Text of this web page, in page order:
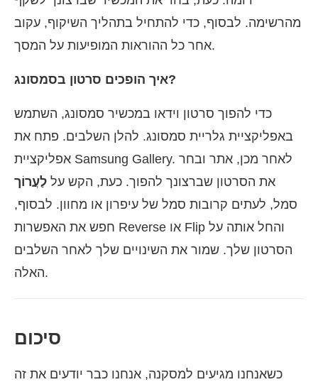
מהרשימה. לבסוף, כדי להתחיל בתהליך השיקוף, עקוב
אחר כל ההוראות המופיעות על המסך.
איך הופכים סרטון בסמסונג?
כדי להפוך סרטון וידאו במכשיר סמסונג, השתמש
באפליקציית גלריית סמסונג. להלן השלבים. פתח את
אפליקציית Samsung Gallery. לאחר מכן, אתר ובחר
את הסרטון שברצונך להפוך. כעת, הקש על לַעֲרוֹך
סמל, לעתים קרובות סמל של עיפרון או מחוון. לבסוף,
חפש את האפשרות Reverse או Flip והחל אותה על
הסרטון שלך. שמור את השינויים שלך לאחר השלבים
האלה.
סיכום
כשאנחנו מגיעים למסקנה, אנחנו כבר יודעים את זה